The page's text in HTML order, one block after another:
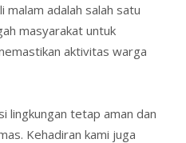
adalah salah satu
masyarakat untuk
aktivitas warga
lingkungan tetap aman dan
Kehadiran kami juga